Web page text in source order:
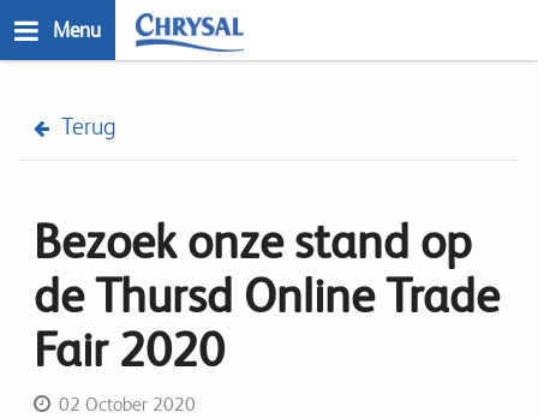
to
Menu
Terug
Bezoek onze stand op
de Thursd Online Trade
Fair 2020
02 October 2020